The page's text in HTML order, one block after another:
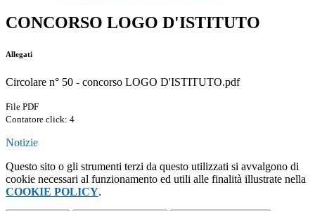
CONCORSO LOGO D'ISTITUTO
Allegati
Circolare n° 50 - concorso LOGO D'ISTITUTO.pdf
File PDF
Contatore click: 4
Notizie
Questo sito o gli strumenti terzi da questo utilizzati si avvalgono di
cookie necessari al funzionamento ed utili alle finalità illustrate nella
COOKIE POLICY.